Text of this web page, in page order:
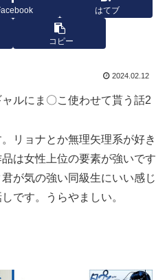
はてブ
コピー
2024.02.12
ルにま〇こ使わせて貰う話2
リョナとか無理矢理系が好き
は女性上位の要素が強いです
が気の強い同級生にいい感じ
です。うらやましい。